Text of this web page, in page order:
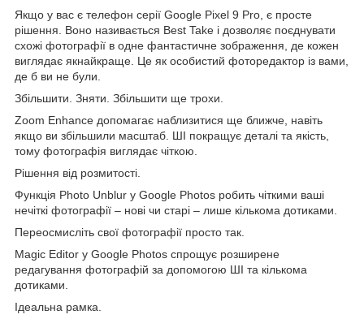
Якщо у вас є телефон серії Google Pixel 9 Pro, є просте
рішення. Воно називається Best Take і дозволяє поєднувати
схожі фотографії в одне фантастичне зображення, де кожен
виглядає якнайкраще. Це як особистий фоторедактор із вами,
де б ви не були.
Збільшити. Зняти. Збільшити ще трохи.
Zoom Enhance допомагає наблизитися ще ближче, навіть
якщо ви збільшили масштаб. ШІ покращує деталі та якість,
тому фотографія виглядає чіткою.
Рішення від розмитості.
Функція Photo Unblur у Google Photos робить чіткими ваші
нечіткі фотографії – нові чи старі – лише кількома дотиками.
Переосмисліть свої фотографії просто так.
Magic Editor у Google Photos спрощує розширене
редагування фотографій за допомогою ШІ та кількома
дотиками.
Ідеальна рамка.